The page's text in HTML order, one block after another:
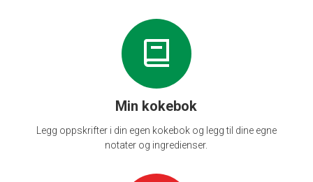
Min kokebok
Legg oppskrifter i din egen kokebok og legg til dine egne
notater og ingredienser.